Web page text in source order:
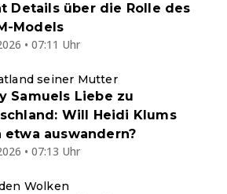
Details über die Rolle des
Models
• 07:11 Uhr
seiner Mutter
Samuels Liebe zu
Will Heidi Klums
etwa auswandern?
• 07:13 Uhr
Wolken